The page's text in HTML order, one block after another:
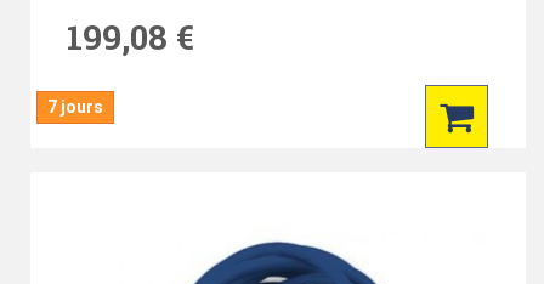
199,08 €
7 jours